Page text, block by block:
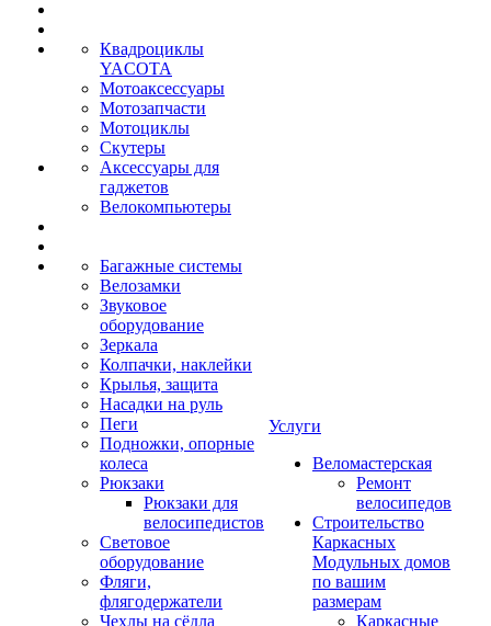
Квадроциклы
YACOTA
Мотоаксессуары
Мотозапчасти
Мотоциклы
Скутеры
Аксессуары для
гаджетов
Велокомпьютеры
Багажные системы
Велозамки
Звуковое
оборудование
Зеркала
Колпачки, наклейки
Крылья, защита
Насадки на руль
Пеги
Подножки, опорные
колеса
Рюкзаки
Рюкзаки для
велосипедистов
Световое
оборудование
Фляги,
флягодержатели
Чехлы на сёдла
Услуги
Веломастерская
Ремонт
велосипедов
Строительство
Каркасных
Модульных домов
по вашим
размерам
Каркасные